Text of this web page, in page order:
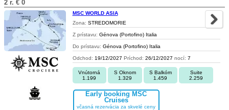
2 r. € 0
MSC WORLD ASIA
Zona: STREDOMORIE
Z prístavu: Génova (Portofino) Italia
Do prístavu: Génova (Portofino) Italia
Odchod: 19/12/2027 Príchod: 26/12/2027 nocí: 7
Vnútorná
1.199
S Oknom
1.329
S Balkóm
1.459
Suite
2.259
Early booking MSC
Cruises
včasná rezervácia za skvelé ceny